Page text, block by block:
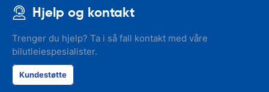
Hjelp og kontakt
Trenger du hjelp? Ta i så fall kontakt med våre
bilutleiespesialister.
Kundestøtte